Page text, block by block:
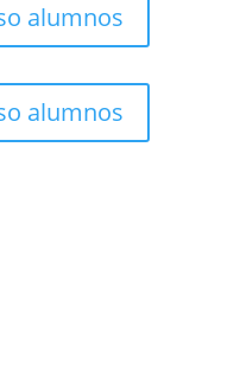
alumnos
alumnos